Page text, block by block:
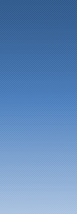
BỊ VĂN PHÒNG -